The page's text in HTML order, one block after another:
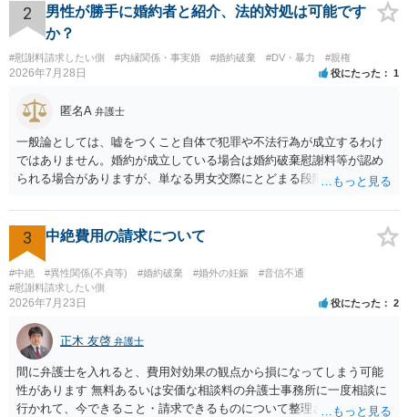
明確にいえないような案件において開示がなされる可能性も低いので
はないかと推察します。
2
男性が勝手に婚約者と紹介、法的対処は可能です
か？
#慰謝料請求したい側 #内縁関係・事実婚 #婚約破棄 #DV・暴力 #親権
2026年7月28日 役にたった 1
匿名A 弁護士
一般論としては、嘘をつくこと自体で犯罪や不法行為が成立するわけ
ではありません。婚約が成立している場合は婚約破棄慰謝料等が認め
られる場合がありますが、単なる男女交際にとどまる段階の場合、独
慰謝料は生じないことが多いと思われます。 お怒りはごもっともです
が、仮に交際を進めたとしても後に相手を信頼できなくなる可能性が
高かったということですので、むしろ結婚しなくてよかったと割り切
って、交際を終わらせるのがよいと思います。
3 中絶費用の請求について
#中絶 #異性関係(不貞等) #婚約破棄 #婚外の妊娠
#音信不通
#慰謝料請求したい側
2026年7月23日 役にたった 2
正木 友啓 弁護士
間に弁護士を入れると、費用対効果の観点から損になってしまう可能
性があります 無料あるいは安価な相談料の弁護士事務所に一度相談に
行かれて、今できること・請求できるものについて整理されるのがよ